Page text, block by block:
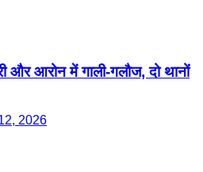
और आरोन में गाली-गलौज, दो थानों
2026